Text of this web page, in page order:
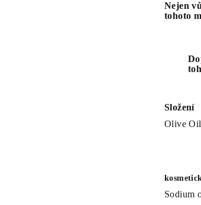
Nejen
tohoto
Složení
Olive
Sodium